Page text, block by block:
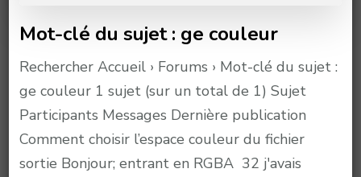
Mot-clé du sujet : ge couleur
Rechercher Accueil › Forums › Mot-clé du sujet :
ge couleur 1 sujet (sur un total de 1) Sujet
Participants Messages Dernière publication
Comment choisir l’espace couleur du fichier
sortie Bonjour; entrant en RGBA 32 j'avais